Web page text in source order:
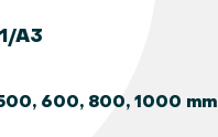
A3
600, 800, 1000 mm